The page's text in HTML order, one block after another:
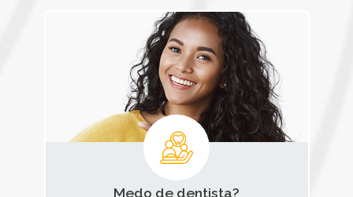
Medo de dentista?